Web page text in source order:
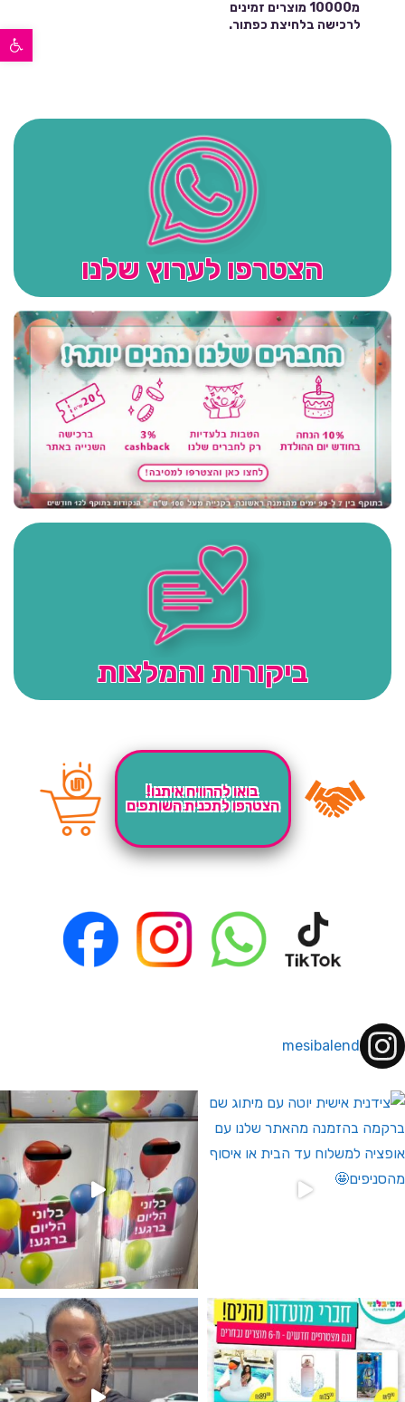
פתח סרגל נגישות
מ10000 מוצרים זמינים
לרכישה בלחיצת כפתור.
הצטרפו לערוץ שלנו
ביקורות והמלצות
בואו להרוויח איתנו!
הצטרפו לתכנית השותפים
mesibalend
לחברי מועדון ומצטרפים חדשים🤍
מין העובר רק במסיבלנד !! קיים